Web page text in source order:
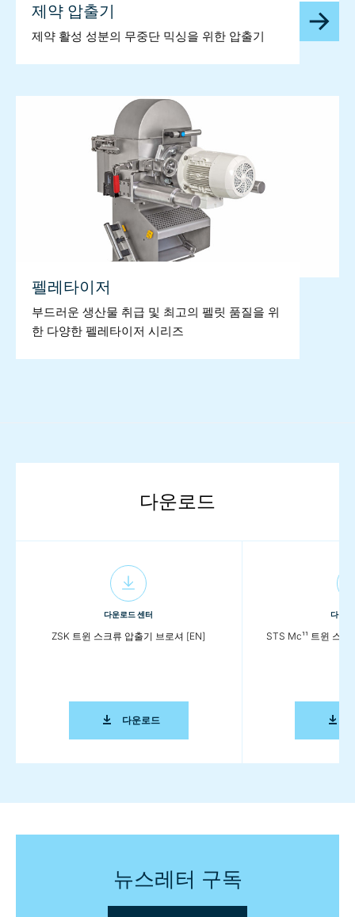
제약 압출기
제약 활성 성분의 무중단 믹싱을 위한 압출기
펠레타이저
부드러운 생산물 취급 및 최고의 펠릿 품질을 위
한 다양한 펠레타이저 시리즈
다운로드
다운로드 센터
ZSK 트윈 스크류 압출기 브로셔 [EN]
다운로드ZSK 트윈 스크류 압출기 브로셔 [EN]
다운
STS Mc¹¹ 트윈 스
뉴스레터 구독